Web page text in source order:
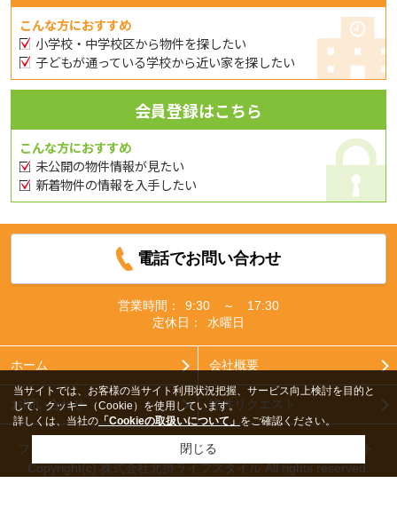
こんな方におすすめ
小学校・中学校区から物件を探したい
子どもが通っている学校から近い家を探したい
会員登録はこちら
こんな方におすすめ
未公開の物件情報が見たい
新着物件の情報を入手したい
電話でお問い合わせ
営業時間：
9:30 ～ 17:30
定休日：
水曜日
ホーム 会社概要
お問い合わせ 物件リクエスト
プライバシーポリシー 利用規約
PCサイト
Copyright(c) 株式会社北摂ライフスタイル All rights reserved.
当サイトでは、お客様の当サイト利用状況把握、サービス向上検討を目的と
して、クッキー（Cookie）を使用しています。
詳しくは、当社の「Cookieの取扱いについて」をご確認ください。
閉じる